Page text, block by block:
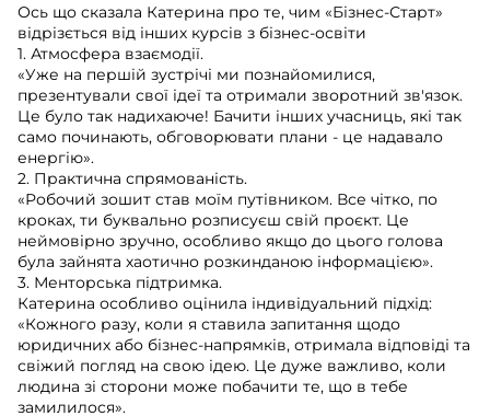
Ось що сказала Катерина про те, чим «Бізнес-Старт»
відрізється від інших курсів з бізнес-освіти
1. Атмосфера взаємодії.
«Уже на першій зустрічі ми познайомилися,
презентували свої ідеї та отримали зворотний зв'язок.
Це було так надихаюче! Бачити інших учасниць, які так
само починають, обговорювати плани - це надавало
енергію».
2. Практична спрямованість.
«Робочий зошит став моїм путівником. Все чітко, по
кроках, ти буквально розписуєш свій проєкт. Це
неймовірно зручно, особливо якщо до цього голова
була зайнята хаотично розкинданою інформацією».
3. Менторська підтримка.
Катерина особливо оцінила індивідуальний підхід:
«Кожного разу, коли я ставила запитання щодо
юридичних або бізнес-напрямків, отримала відповіді та
свіжий погляд на свою ідею. Це дуже важливо, коли
людина зі сторони може побачити те, що в тебе
замилилося».